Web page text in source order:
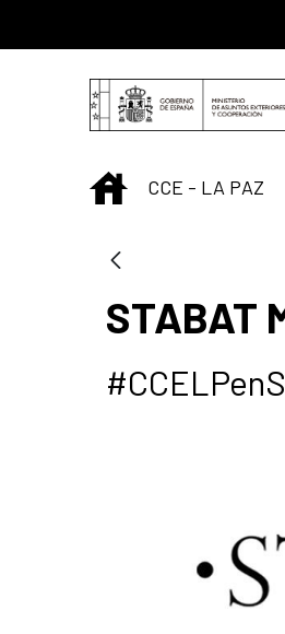
INICIO
CCE - LA PAZ
STABAT